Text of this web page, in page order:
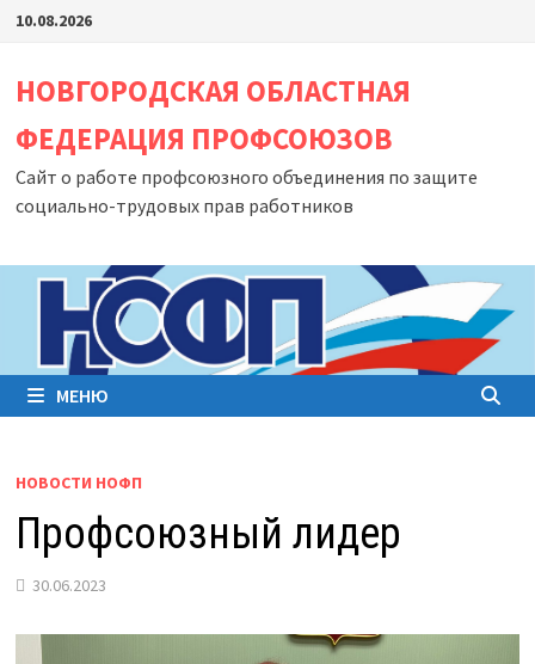
Перейти
содержимому
10.08.2026
НОВГОРОДСКАЯ ОБЛАСТНАЯ
ФЕДЕРАЦИЯ ПРОФСОЮЗОВ
Сайт о работе профсоюзного объединения по защите
социально-трудовых прав работников
МЕНЮ
НОВОСТИ НОФП
Профсоюзный лидер
30.06.2023